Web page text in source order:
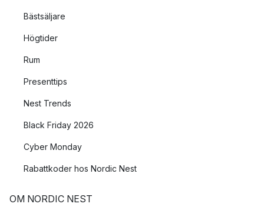
Bästsäljare
Högtider
Rum
Presenttips
Nest Trends
Black Friday 2026
Cyber Monday
Rabattkoder hos Nordic Nest
OM NORDIC NEST